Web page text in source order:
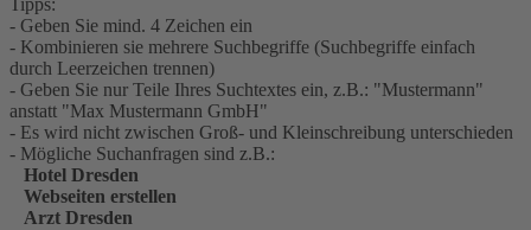
Tipps:
- Geben Sie mind. 4 Zeichen ein
- Kombinieren sie mehrere Suchbegriffe (Suchbegriffe einfach
durch Leerzeichen trennen)
- Geben Sie nur Teile Ihres Suchtextes ein, z.B.: "Mustermann"
anstatt "Max Mustermann GmbH"
- Es wird nicht zwischen Groß- und Kleinschreibung unterschieden
- Mögliche Suchanfragen sind z.B.:
Hotel Dresden
Webseiten erstellen
Arzt Dresden